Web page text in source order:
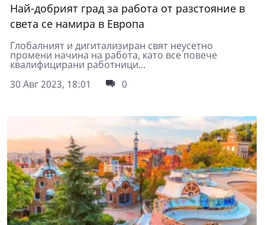
Най-добрият град за работа от разстояние в
света се намира в Европа
Глобалният и дигитализиран свят неусетно
промени начина на работа, като все повече
квалифицирани работници...
30 Авг 2023, 18:01
0